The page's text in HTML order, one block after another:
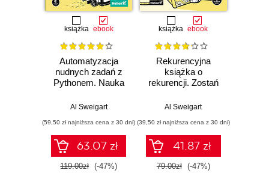
książka ebook
Automatyzacja
nudnych zadań z
Pythonem. Nauka
Wydanie II
Al Sweigart
(59,50 zł najniższa cena z 30 dni)
63.07 zł
119.00zł (-47%)
książka ebook
Rekurencyjna
książka o
rekurencji. Zostań
kwalifikacyjnych
językom Python i
JavaScript
Al Sweigart
(39,50 zł najniższa cena z 30 dni)
41.87 zł
79.00zł (-47%)